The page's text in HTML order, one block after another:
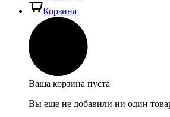
Корзина
Ваша корзина пуста
Вы еще не добавили ни один